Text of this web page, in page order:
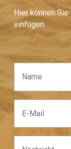
Hier können
einfügen.